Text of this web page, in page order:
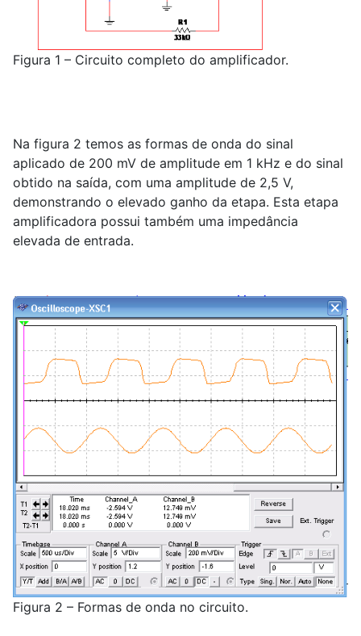
Figura 1 – Circuito completo do amplificador.
Na figura 2 temos as formas de onda do sinal
aplicado de 200 mV de amplitude em 1 kHz e do sinal
obtido na saída, com uma amplitude de 2,5 V,
demonstrando o elevado ganho da etapa. Esta etapa
amplificadora possui também uma impedância
elevada de entrada.
Figura 2 – Formas de onda no circuito.